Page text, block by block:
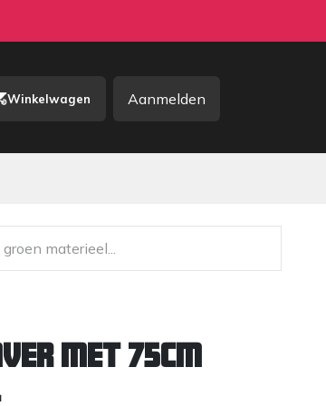
Winkelwagen Aanmelden
met 75cm